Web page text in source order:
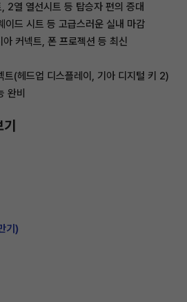
2열 열선시트 등 탑승자 편의 증대
이드 시트 등 고급스러운 실내 마감
커넥트, 폰 프로젝션 등 최신
트(헤드업 디스플레이, 기아 디지털 키 2)
완비
기)